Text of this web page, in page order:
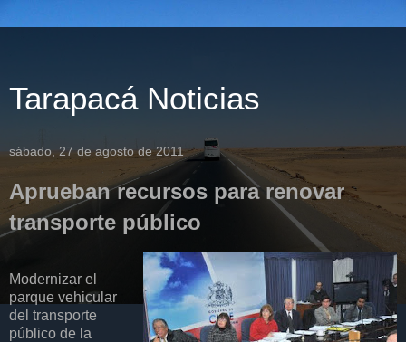
Tarapacá Noticias
sábado, 27 de agosto de 2011
Aprueban recursos para renovar
transporte público
Modernizar el
parque vehicular
del transporte
público de la